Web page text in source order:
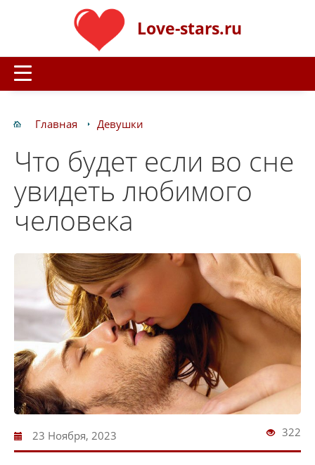
Love-stars.ru
Главная Девушки
Что будет если во сне
увидеть любимого
человека
23 Ноября, 2023 322